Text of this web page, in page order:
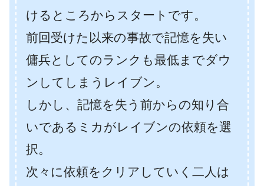
けるところからスタートです。
前回受けた以来の事故で記憶を失い
傭兵としてのランクも最低までダウ
ンしてしまうレイブン。
しかし、記憶を失う前からの知り合
いであるミカがレイブンの依頼を選
択。
次々に依頼をクリアしていく二人は